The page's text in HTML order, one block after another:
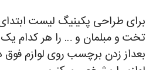
برای طراحی پکینیگ لیست ابتدای
تخت و مبلمان و … را هر کدام یک
بعداز زدن برچسب روی لوازم